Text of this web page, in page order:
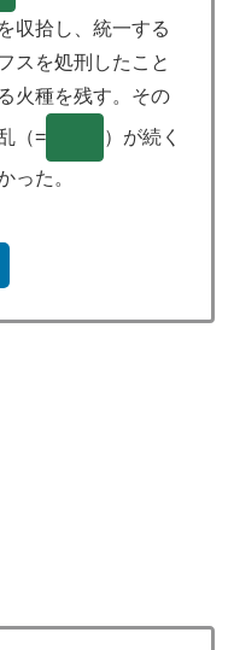
収拾し、統一する
スを処刑したこと
火種を残す。その
（=
）が続く
った。